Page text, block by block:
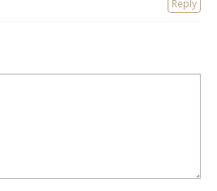
Reply